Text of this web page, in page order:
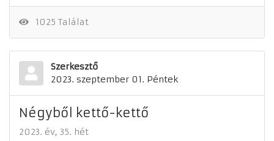
1025 Találat
Szerkesztő
2023. szeptember 01. Péntek
Négyből kettő-kettő
2023. év 35. hét